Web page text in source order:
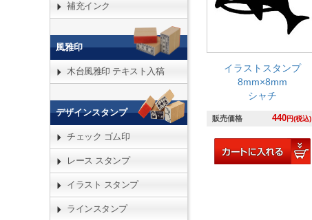
イラストスタンプ
8mm×8mm
シャチ
販売価格 440円(税込)
補充インク
風雅印
木台風雅印 テキスト入稿
デザインスタンプ
チェック ゴム印
レース スタンプ
イラスト スタンプ
ラインスタンプ